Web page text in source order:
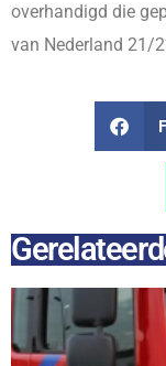
overhandigd die
van Nederland 21/